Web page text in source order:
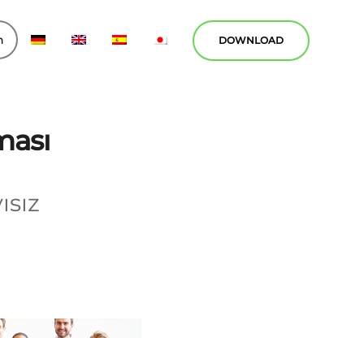
DOWNLOAD